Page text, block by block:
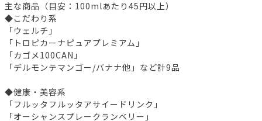
主な商品（目安：100mlあたり45円以上）
◆こだわり系
「ウェルチ」
「トロピカーナピュアプレミアム」
「カゴメ100CAN」
「デルモンテマンゴー/バナナ他」など計9品
◆健康・美容系
「フルッタフルッタアサイードリンク」
「オーシャンスプレークランベリー」